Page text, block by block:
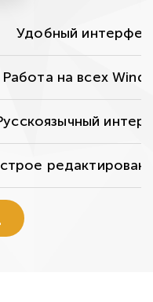
Удобный
Работа на всех